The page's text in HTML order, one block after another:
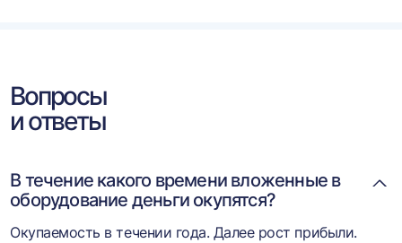
Вопросы
и ответы
В течение какого времени вложенные в
оборудование деньги окупятся?
Окупаемость в течении года. Далее рост прибыли.